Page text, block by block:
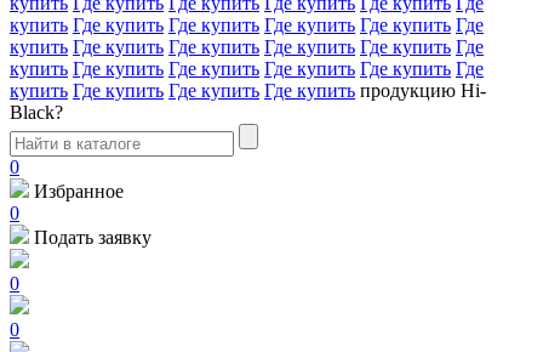
купить Где купить Где купить Где купить Где купить Где
купить Где купить Где купить Где купить Где купить Где
купить Где купить Где купить Где купить Где купить Где
купить Где купить Где купить Где купить продукцию Hi-
Black?
0
Избранное
0
Подать заявку
0
0